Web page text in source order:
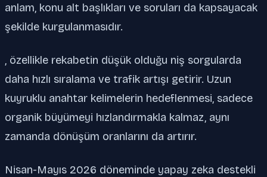
anlam, konu alt başlıkları ve soruları da kapsayacak
şekilde kurgulanmasıdır.
, özellikle rekabetin düşük olduğu niş sorgularda
daha hızlı sıralama ve trafik artışı getirir. Uzun
kuyruklu anahtar kelimelerin hedeflenmesi, sadece
organik büyümeyi hızlandırmakla kalmaz, aynı
zamanda dönüşüm oranlarını da artırır.
Nisan-Mayıs 2026 döneminde yapay zeka destekli